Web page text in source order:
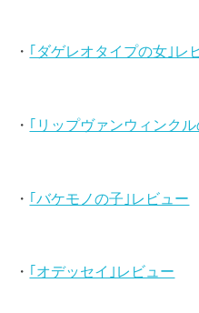
・ ｢ダゲレオタイプの女｣レ
・ ｢リップヴァンウィンク
・ ｢バケモノの子｣レビュー
・ ｢オデッセイ｣レビュー